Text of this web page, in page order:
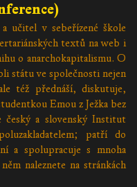
učitel v sebeřízené škole
textů na web i
o anarchokapitalismu. O
státu ve společnosti nejen
též přednáší, diskutuje,
Emou z Ježka bez
a slovenský Institut
patří do
a spolupracuje s mnoha
naleznete na stránkách